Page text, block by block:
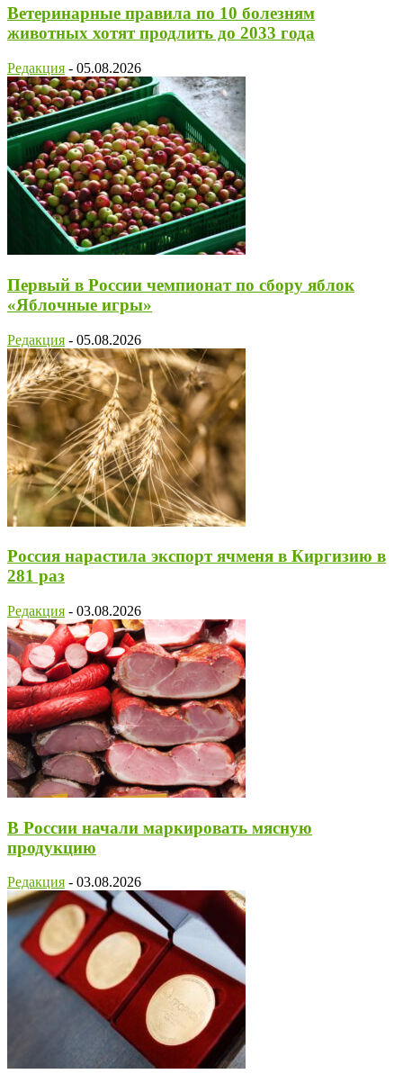
Ветеринарные правила по 10 болезням
животных хотят продлить до 2033 года
Редакция - 05.08.2026
Первый в России чемпионат по сбору яблок
«Яблочные игры»
Редакция - 05.08.2026
Россия нарастила экспорт ячменя в Киргизию в
281 раз
Редакция - 03.08.2026
В России начали маркировать мясную
продукцию
Редакция - 03.08.2026